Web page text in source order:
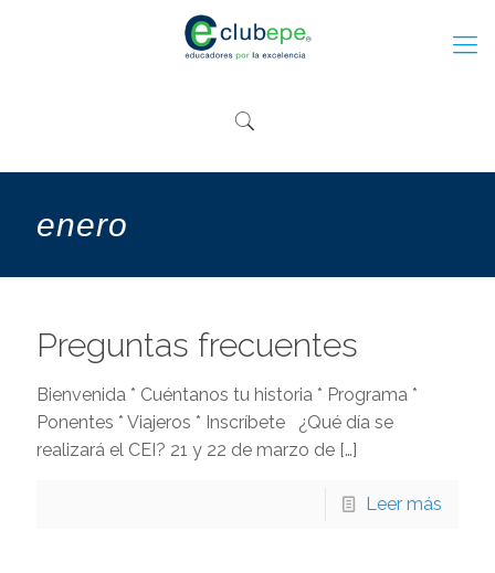
enero
Preguntas frecuentes
Bienvenida * Cuéntanos tu historia * Programa *
Ponentes * Viajeros * Inscríbete ¿Qué día se
realizará el CEI? 21 y 22 de marzo de […]
Leer más